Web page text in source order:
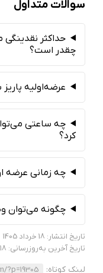
سوالات متداول
حداکثر نقدینگی
چقدر است؟
عرضه‌اولیه پاریز
چه ساعتی
کرد؟
چه زمانی عرضه
چگونه می‌توان
تاریخ انتشار: 18 خرداد 1405
تاریخ آخرین به‌روزرسانی: 18 خرداد 1405
لینک کوتاه: ?p=19305